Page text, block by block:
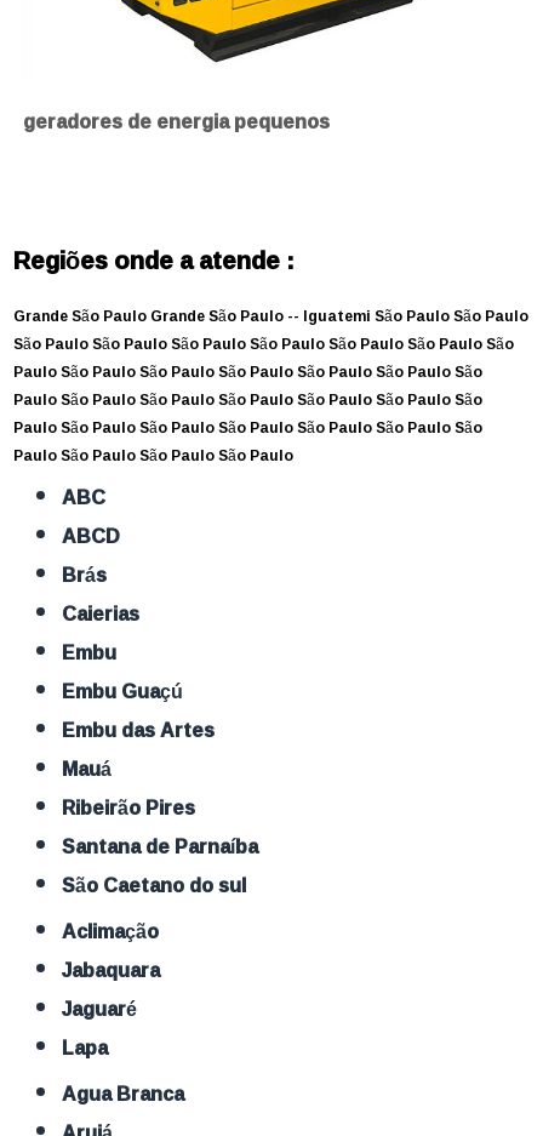
geradores de energia pequenos
Regiões onde a atende :
Grande São PauloGrande São Paulo -- IguatemiSão PauloSão Paulo
São PauloSão PauloSão PauloSão PauloSão PauloSão PauloSão
PauloSão PauloSão PauloSão PauloSão PauloSão PauloSão
PauloSão PauloSão PauloSão PauloSão PauloSão PauloSão
PauloSão PauloSão PauloSão PauloSão PauloSão PauloSão
PauloSão PauloSão PauloSão Paulo
ABC
ABCD
Brás
Caierias
Embu
Embu Guaçú
Embu das Artes
Mauá
Ribeirão Pires
Santana de Parnaíba
São Caetano do sul
Aclimação
Jabaquara
Jaguaré
Lapa
Agua Branca